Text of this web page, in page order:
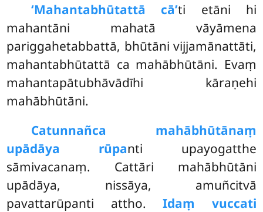
‘Mahantabhūtattā cā’ti etāni hi
mahantāni mahatā vāyāmena
pariggahetabbattā, bhūtāni vijjamānattāti,
mahantabhūtattā ca mahābhūtāni. Evaṃ
mahantapātubhāvādīhi kāraṇehi
mahābhūtāni.
Catunnañca mahābhūtānaṃ
upādāya rūpanti upayogatthe
sāmivacanaṃ. Cattāri mahābhūtāni
upādāya, nissāya, amuñcitvā
pavattarūpanti attho.Idaṃ vuccati